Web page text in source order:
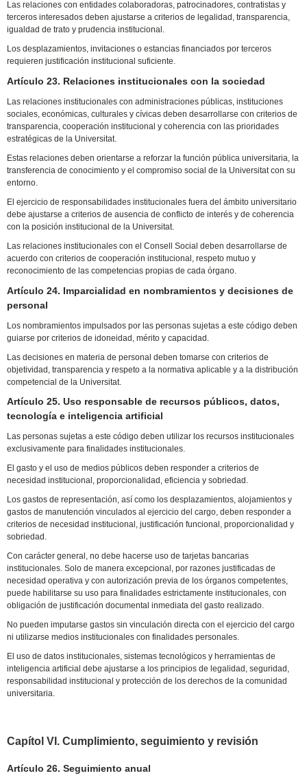
Las relaciones con entidades colaboradoras, patrocinadores, contratistas y
terceros interesados deben ajustarse a criterios de legalidad, transparencia,
igualdad de trato y prudencia institucional.
Los desplazamientos, invitaciones o estancias financiados por terceros
requieren justificación institucional suficiente.
Artículo 23. Relaciones institucionales con la sociedad
Las relaciones institucionales con administraciones públicas, instituciones
sociales, económicas, culturales y cívicas deben desarrollarse con criterios de
transparencia, cooperación institucional y coherencia con las prioridades
estratégicas de la Universitat.
Estas relaciones deben orientarse a reforzar la función pública universitaria, la
transferencia de conocimiento y el compromiso social de la Universitat con su
entorno.
El ejercicio de responsabilidades institucionales fuera del ámbito universitario
debe ajustarse a criterios de ausencia de conflicto de interés y de coherencia
con la posición institucional de la Universitat.
Las relaciones institucionales con el Consell Social deben desarrollarse de
acuerdo con criterios de cooperación institucional, respeto mutuo y
reconocimiento de las competencias propias de cada órgano.
Artículo 24. Imparcialidad en nombramientos y decisiones de
personal
Los nombramientos impulsados por las personas sujetas a este código deben
guiarse por criterios de idoneidad, mérito y capacidad.
Las decisiones en materia de personal deben tomarse con criterios de
objetividad, transparencia y respeto a la normativa aplicable y a la distribución
competencial de la Universitat.
Artículo 25. Uso responsable de recursos públicos, datos,
tecnología e inteligencia artificial
Las personas sujetas a este código deben utilizar los recursos institucionales
exclusivamente para finalidades institucionales.
El gasto y el uso de medios públicos deben responder a criterios de
necesidad institucional, proporcionalidad, eficiencia y sobriedad.
Los gastos de representación, así como los desplazamientos, alojamientos y
gastos de manutención vinculados al ejercicio del cargo, deben responder a
criterios de necesidad institucional, justificación funcional, proporcionalidad y
sobriedad.
Con carácter general, no debe hacerse uso de tarjetas bancarias
institucionales. Solo de manera excepcional, por razones justificadas de
necesidad operativa y con autorización previa de los órganos competentes,
puede habilitarse su uso para finalidades estrictamente institucionales, con
obligación de justificación documental inmediata del gasto realizado.
No pueden imputarse gastos sin vinculación directa con el ejercicio del cargo
ni utilizarse medios institucionales con finalidades personales.
El uso de datos institucionales, sistemas tecnológicos y herramientas de
inteligencia artificial debe ajustarse a los principios de legalidad, seguridad,
responsabilidad institucional y protección de los derechos de la comunidad
universitaria.
Capítol VI. Cumplimiento, seguimiento y revisión
Artículo 26. Seguimiento anual